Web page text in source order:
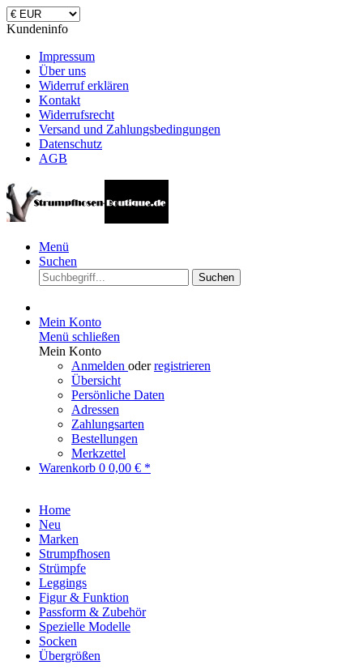
Kundeninfo
Impressum
Über uns
Widerruf erklären
Kontakt
Widerrufsrecht
Versand und Zahlungsbedingungen
Datenschutz
AGB
Menü
Suchen
Suchen
Mein Konto
Menü schließen
Mein Konto
Anmelden oderregistrieren
Übersicht
Persönliche Daten
Adressen
Zahlungsarten
Bestellungen
Merkzettel
Warenkorb 0 0,00 € *
Home
Neu
Marken
Strumpfhosen
Strümpfe
Leggings
Figur & Funktion
Passform & Zubehör
Spezielle Modelle
Socken
Übergrößen